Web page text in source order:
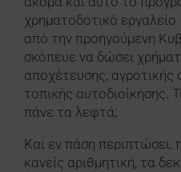
χρηματοδοτικό
από την προηγούμενη
σκόπευε να δώσει
αποχέτευσης, αγροτικής
τοπικής αυτοδιοίκησης.
πάνε τα λεφτά;
Και εν πάση
κανείς αριθμητική, τα